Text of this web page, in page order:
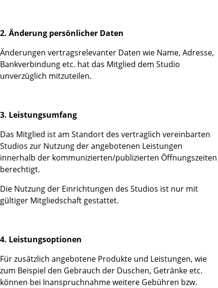
2. Änderung persönlicher Daten
Änderungen vertragsrelevanter Daten wie Name, Adresse,
Bankverbindung etc. hat das Mitglied dem Studio
unverzüglich mitzuteilen.
3. Leistungsumfang
Das Mitglied ist am Standort des vertraglich vereinbarten
Studios zur Nutzung der angebotenen Leistungen
innerhalb der kommunizierten/publizierten Öffnungszeiten
berechtigt.
Die Nutzung der Einrichtungen des Studios ist nur mit
gültiger Mitgliedschaft gestattet.
4. Leistungsoptionen
Für zusätzlich angebotene Produkte und Leistungen, wie
zum Beispiel den Gebrauch der Duschen, Getränke etc.
können bei Inanspruchnahme weitere Gebühren bzw.